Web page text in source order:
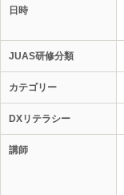
日時
JUAS研修分類
カテゴリー
DXリテラシー
講師